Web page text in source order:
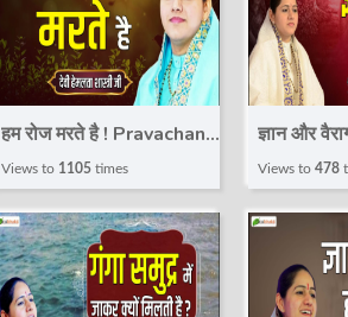
हम रोज मरते है ! Pravachan !
Devi Hemlata Shastri JI
| Total Bhakti
Views to 1105 times
ज्ञान और
Pravachan
Hemlata
Total
Views to478